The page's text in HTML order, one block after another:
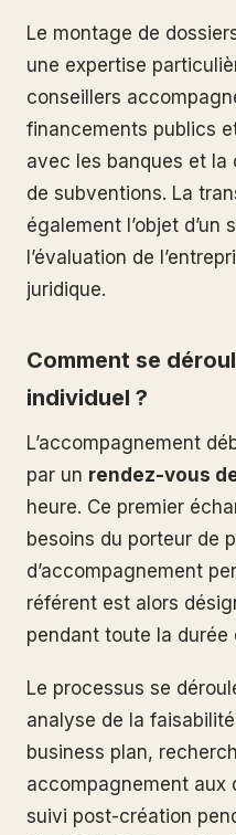
Le montage de
une expertise
conseillers
financements publics
avec les banques et la
de subventions. La
également l’objet
l’évaluation de
juridique.
Comment se
individuel ?
L’accompagnement
par un rendez-vous
heure. Ce premier
besoins du porteur de
d’accompagnement
référent est alors
pendant toute la durée
Le processus se
analyse de la
business plan,
accompagnement aux
suivi post-création